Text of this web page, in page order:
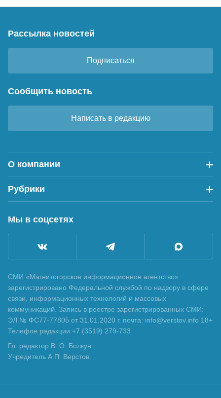
Рассылка новостей
Подписаться
Сообщить новость
Написать в редакцию
О компании
Рубрики
Мы в соцсетях
СМИ «Магнитогорское информационное агентство»
зарегистрировано Федеральной службой по надзору в сфере
связи, информационных технологий и массовых
коммуникаций. Запись в реестре зарегистрированных СМИ:
ЭЛ № ФС77-77805 от 31.01.2020 г. почта: info@verstov.info 18+
Телефон редакции +7 (3519) 279-733
Гл. редактор В. О. Болкун
Учредитель А.П. Верстов